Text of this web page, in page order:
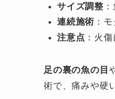
サイズ調整
連続施術 ：
注意点 ：火
足の裏の魚の目
術で、痛みや硬